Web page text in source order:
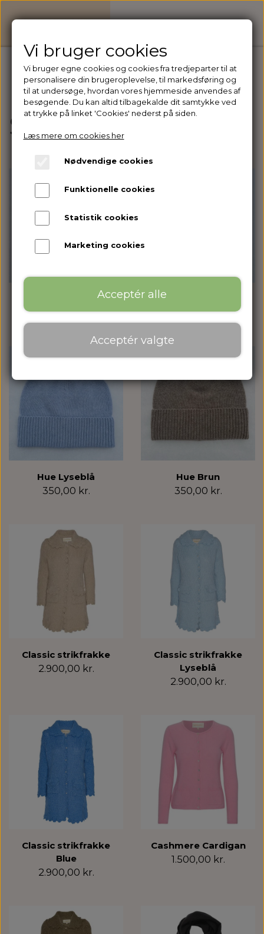
Forside Strik
Strik
350,00 kr. 350,00 kr.
Hue Lyseblå
350,00 kr.
Hue Brun
350,00 kr.
Classic strikfrakke
2.900,00 kr.
Classic strikfrakke
Lyseblå
2.900,00 kr.
Classic strikfrakke
Blue
2.900,00 kr.
Cashmere Cardigan
1.500,00 kr.
Vi bruger cookies
Vi bruger egne cookies og cookies fra tredjeparter til at
personalisere din brugeroplevelse, til markedsføring og
til at undersøge, hvordan vores hjemmeside anvendes af
besøgende. Du kan altid tilbagekalde dit samtykke ved
at trykke på linket 'Cookies' nederst på siden.
Læs mere om cookies her
Nødvendige cookies
Funktionelle cookies
Statistik cookies
Marketing cookies
Acceptér alle
Acceptér valgte